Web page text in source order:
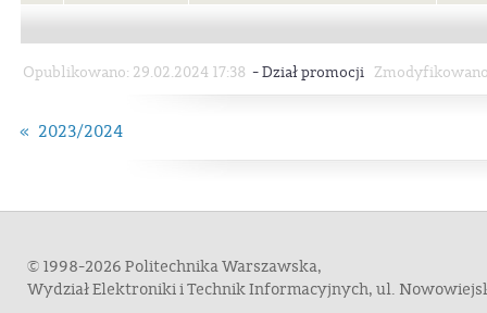
Opublikowano: 29.02.2024 17:38 -Dział promocji
« 2023/2024
© 1998-2026 Politechnika Warszawska,
Wydział Elektroniki i Technik Informacyjnych, ul.